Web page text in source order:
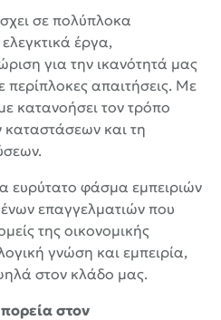
σε πολύπλοκα
έργα,
για την ικανότητά μας
απαιτήσεις. Με
κατανοήσει τον τρόπο
καταστάσεων και τη
ευρύτατο φάσμα εμπειριών
επαγγελματιών που
της οικονομικής
γνώση και εμπειρία,
στον κλάδο μας.
στον